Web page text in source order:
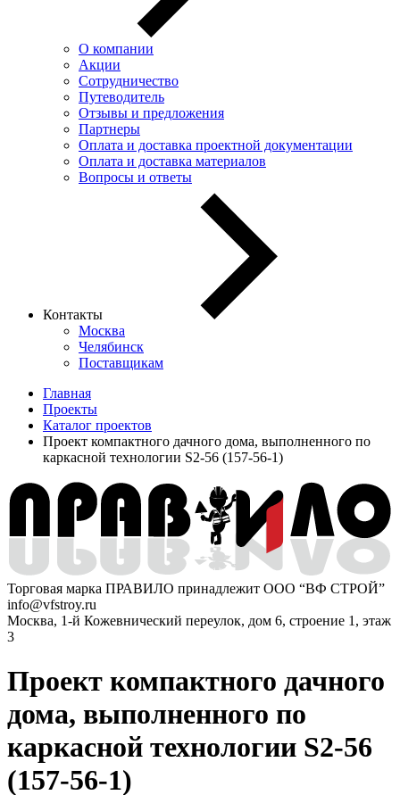
О компании
Акции
Сотрудничество
Путеводитель
Отзывы и предложения
Партнеры
Оплата и доставка проектной документации
Оплата и доставка материалов
Вопросы и ответы
Контакты
Москва
Челябинск
Поставщикам
Главная
Проекты
Каталог проектов
Проект компактного дачного дома, выполненного по
каркасной технологии S2-56 (157-56-1)
Торговая марка ПРАВИЛО принадлежит ООО “ВФ СТРОЙ”
info@vfstroy.ru
Москва, 1-й Кожевнический переулок, дом 6, строение 1, этаж
3
Проект компактного дачного
дома, выполненного по
каркасной технологии S2-56
(157-56-1)